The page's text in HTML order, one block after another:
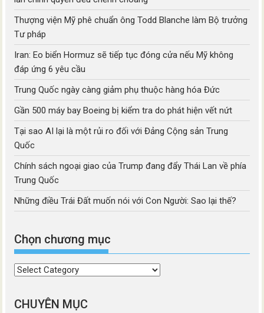
Thượng viện Mỹ phê chuẩn ông Todd Blanche làm Bộ trưởng
Tư pháp
Iran: Eo biển Hormuz sẽ tiếp tục đóng cửa nếu Mỹ không
đáp ứng 6 yêu cầu
Trung Quốc ngày càng giảm phụ thuộc hàng hóa Đức
Gần 500 máy bay Boeing bị kiểm tra do phát hiện vết nứt
Tại sao AI lại là một rủi ro đối với Đảng Cộng sản Trung
Quốc
Chính sách ngoại giao của Trump đang đẩy Thái Lan về phía
Trung Quốc
Những điều Trái Đất muốn nói với Con Người: Sao lại thế?
Chọn chương mục
Chọn
mục
CHUYÊN MỤC